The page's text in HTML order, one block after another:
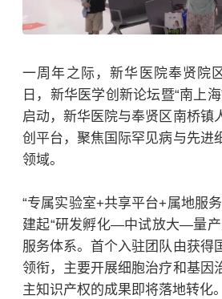
一周年之际，新华医院奉贤院
日，新华医学创新论坛暨“南上
启动，新华医院与奉贤区南桥镇
创平台，聚焦国际罕见病与先进
领域。
“专属实验室+共享平台+属地服
建起“研发孵化—中试放大—量产
服务体系。首个入驻团队由获得
领衔，主要开展细胞治疗和基因
主知识产权的成果即将落地转化。